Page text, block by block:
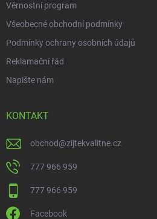
Věrnostní program
Všeobecné obchodní podmínky
Podmínky ochrany osobních údajů
Reklamační řád
Napište nám
KONTAKT
obchod@zijtekvalitne.cz
777 966 959
777 966 959
Facebook